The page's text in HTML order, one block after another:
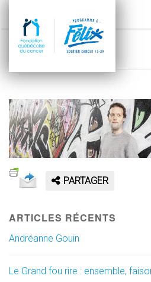
NOUVELLES
6 juillet 2018
PARTAGER
ARTICLES RÉCENTS
Andréanne Gouin
Le Grand fou rire : ensemble,